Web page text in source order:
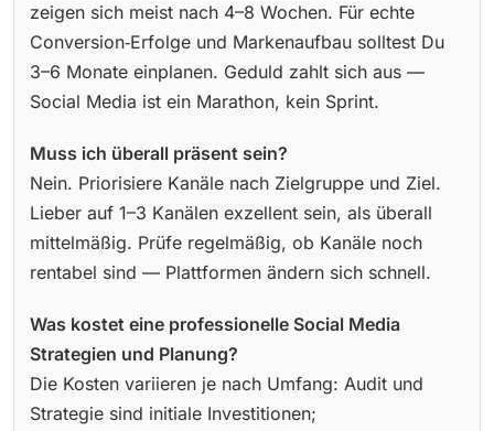
zeigen sich meist nach 4–8 Wochen. Für echte
Conversion‑Erfolge und Markenaufbau solltest Du
3–6 Monate einplanen. Geduld zahlt sich aus —
Social Media ist ein Marathon, kein Sprint.
Muss ich überall präsent sein?
Nein. Priorisiere Kanäle nach Zielgruppe und Ziel.
Lieber auf 1–3 Kanälen exzellent sein, als überall
mittelmäßig. Prüfe regelmäßig, ob Kanäle noch
rentabel sind — Plattformen ändern sich schnell.
Was kostet eine professionelle Social Media
Strategien und Planung?
Die Kosten variieren je nach Umfang: Audit und
Strategie sind initiale Investitionen;